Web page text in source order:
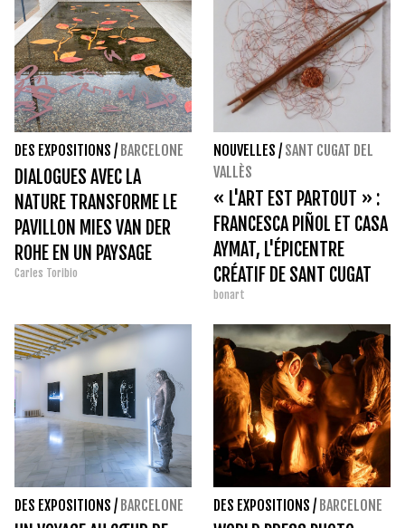
DES EXPOSITIONS / BARCELONE
DIALOGUES AVEC LA
NATURE TRANSFORME LE
PAVILLON MIES VAN DER
ROHE EN UN PAYSAGE
VIVANT
Carles Toribio
NOUVELLES / SANT CUGAT DEL
VALLÈS
« L'ART EST PARTOUT » :
FRANCESCA PIÑOL ET CASA
AYMAT, L'ÉPICENTRE
CRÉATIF DE SANT CUGAT
DANS INCLASSIFIABLES
bonart
DES EXPOSITIONS / BARCELONE DES EXPOSITIONS / BARCELONE